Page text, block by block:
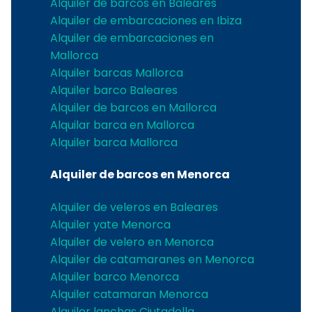
Alquiler de embarcaciones en Ibiza
Alquiler de embarcaciones en
Mallorca
Alquiler barcas Mallorca
Alquiler barco Baleares
Alquiler de barcos en Mallorca
Alquilar barca en Mallorca
Alquiler barca Mallorca
Alquiler de barcos en Menorca
Alquiler de veleros en Baleares
Alquiler yate Menorca
Alquiler de velero en Menorca
Alquiler de catamaranes en Menorca
Alquiler barco Menorca
Alquiler catamaran Menorca